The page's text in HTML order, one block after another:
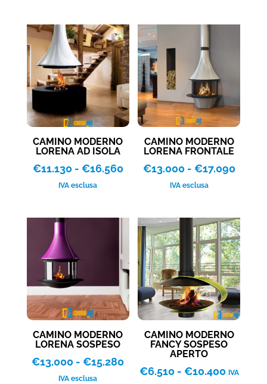
€10.399
a
€17.430
CAMINO MODERNO
LORENA AD ISOLA
€11.130 - €16.560Fascia
€11.130
€16.560
IVA esclusa
CAMINO MODERNO
LORENA FRONTALE
€13.000 - €17.090Fascia
a
IVA esclusa
CAMINO MODERNO
LORENA SOSPESO
€13.000 - €15.280Fascia
IVA esclusa
CAMINO MODERNO
FANCY SOSPESO
APERTO
€6.510 - €10.400Fascia
IVA